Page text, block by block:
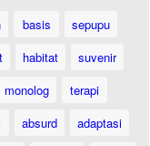
basis
sepupu
habitat
suvenir
monolog
terapi
absurd
adaptasi